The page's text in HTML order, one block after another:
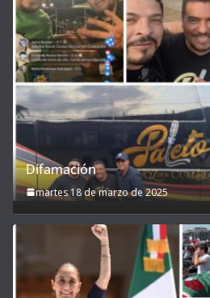
Difamación
martes 18 de marzo de 2025